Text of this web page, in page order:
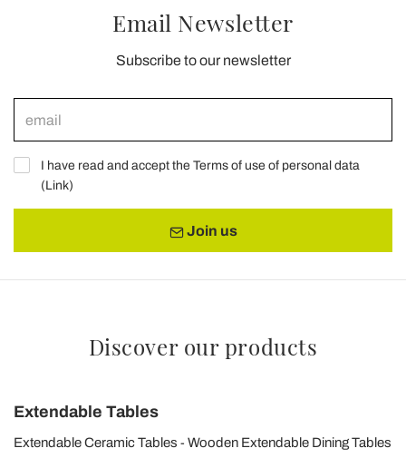
Email Newsletter
Subscribe to our newsletter
I have read and accept the Terms of use of personal data
(Link)
Join us
Discover our products
Extendable Tables
Extendable Ceramic Tables
Wooden Extendable Dining Tables